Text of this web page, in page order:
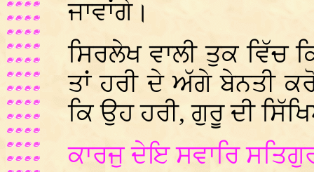
ਜਾਵਾਂਗੇ।
ਸਿਰਲੇਖ ਵਾਲੀ ਤੁਕ ਵਿੱਚ
ਤਾਂ ਹਰੀ ਦੇ ਅੱਗੇ ਬੇਨਤੀ
ਕਿ ਉਹ ਹਰੀ, ਗੁਰੂ ਦੀ
ਕਾਰਜੁ ਦੇਇ ਸਵਾਰਿ